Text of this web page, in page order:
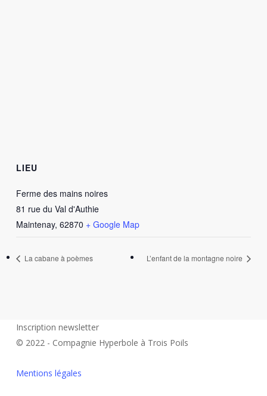
LIEU
Ferme des mains noires
81 rue du Val d'Authie
Maintenay, 62870 + Google Map
La cabane à poèmes L’enfant de la montagne noire
Inscription newsletter
© 2022 - Compagnie Hyperbole à Trois Poils
Mentions légales